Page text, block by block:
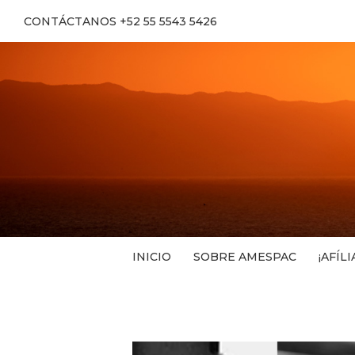
CONTÁCTANOS +52 55 5543 5426
INICIO SOBRE AMESPAC